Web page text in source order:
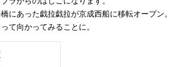
にあった戯拉戯拉が京成西船に移転オープン。
て向かってみることに。